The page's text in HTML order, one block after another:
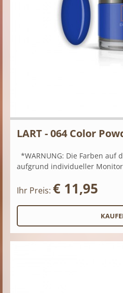
LART - 064 Color
*WARNUNG: Die Farben auf
aufgrund individueller
Ihr Preis: € 11,95